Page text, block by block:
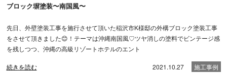
ブロック塀塗装〜南国風〜
先日、外壁塗装工事を施行させて頂いた稲沢市K様邸の外構ブロック塗装工事
をさせて頂きました😊！テーマは沖縄南国風♡ツヤ消しの塗料でビンテージ感
を残しつつ、沖縄の高級リゾートホテルのエント
続きを読む 2021.10.27 施工事例